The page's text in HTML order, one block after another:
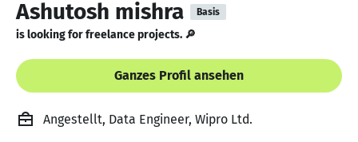
Ashutosh mishra Basis
is looking for freelance projects. 🔎
Ganzes Profil ansehen
Angestellt, Data Engineer, Wipro Ltd.